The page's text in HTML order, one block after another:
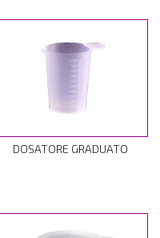
DOSATORE GRADUATO